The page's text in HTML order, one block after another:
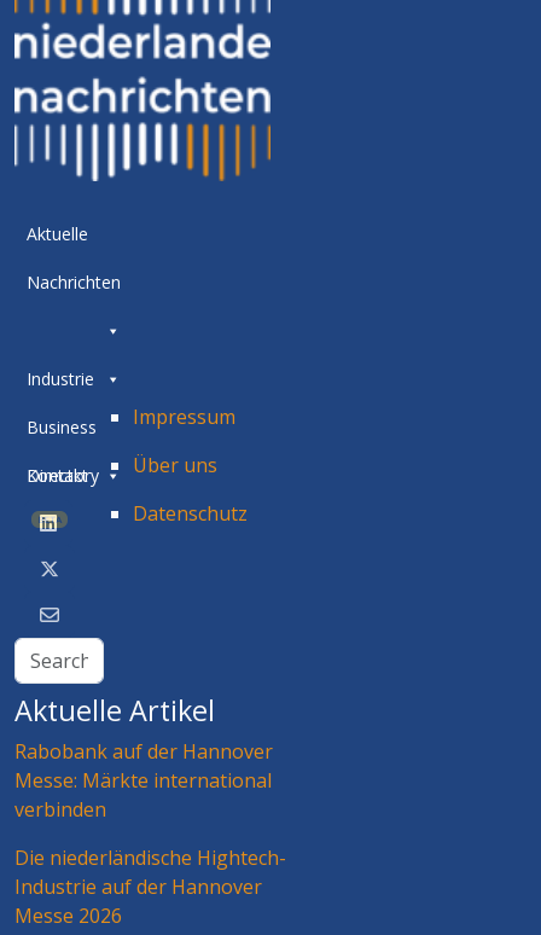
Aktuelle
Nachrichten
Industrie
Business
Directory
BETA
Kontakt
Impressum
Über uns
Datenschutz
Aktuelle Artikel
Rabobank auf der Hannover
Messe: Märkte international
verbinden
Die niederländische Hightech-
Industrie auf der Hannover
Messe 2026